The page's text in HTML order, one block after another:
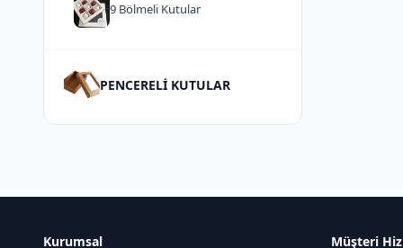
9 Bölmeli Kutular
PENCERELİ KUTULAR
Kurumsal Müşteri